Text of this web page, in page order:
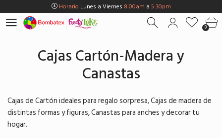
0
Horario Lunes a Viernes 8:00am a 5:30pm
HorarioSábados
5:00pm
Envios Gratis en
BOGOTÁ por compras Superiores a
HorarioLunes a Viernes 8:00ama5:30pm
HorarioSábados 8:00am a
0
Cajas Cartón-Madera y
Canastas
Cajas de Cartón ideales para regalo sorpresa, Cajas de madera de
distintas formas y figuras, Canastas para anches y decorar tu
hogar.